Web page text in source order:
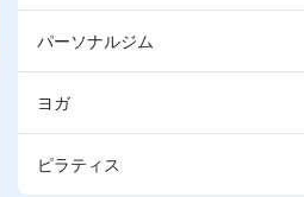
パーソナルジム
ヨガ
ピラティス